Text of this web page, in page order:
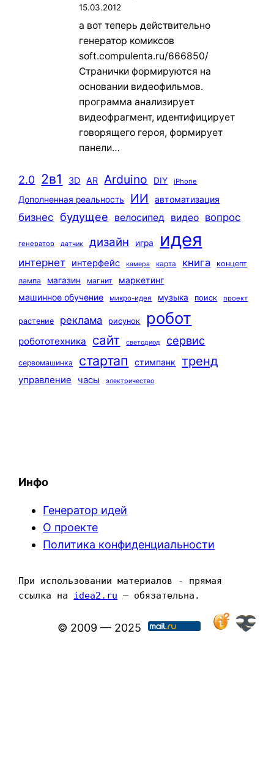
15.03.2012
а вот теперь действительно
генератор комиксов
soft.compulenta.ru/666850/
Странички формируются на
основании видеофильмов.
программа анализирует
видеофрагмент, идентифицирует
говорящего героя, формирует
панели…
2.0 2в1 3D AR Arduino DIY iPhone
Дополненная реальность ИИ автоматизация
бизнес будущее велосипед видео вопрос
генератор датчик дизайн игра идея
интернет интерфейс камера карта книга
концепт
лампа
магазин магнит
маркетинг
машинное обучение
микро-идея музыка поиск проект
растение реклама рисунок робот
робототехника сайт светодиод сервис
сервомашинка стартап стимпанк тренд
управление часы электричество
Инфо
Генератор идей
О проекте
Политика конфиденциальности
При использовании материалов - прямая
ссылка на idea2.ru — обязательна.
© 2009 — 2025